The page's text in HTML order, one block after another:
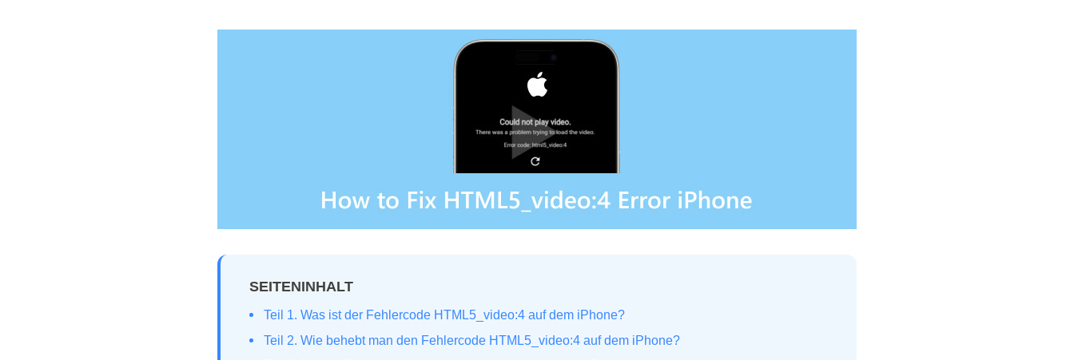
SEITENINHALT
Teil 1. Was ist der Fehlercode HTML5_video:4 auf dem iPhone?
Teil 2. Wie behebt man den Fehlercode HTML5_video:4 auf dem iPhone?